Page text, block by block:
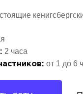
2 часа
от 1 до 6